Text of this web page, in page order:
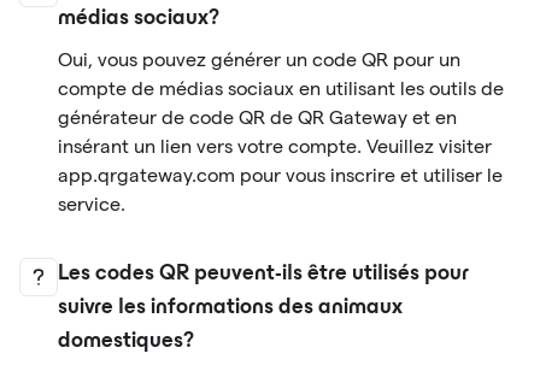
médias sociaux?
Oui, vous pouvez générer un code QR pour un
compte de médias sociaux en utilisant les outils de
générateur de code QR de QR Gateway et en
insérant un lien vers votre compte. Veuillez visiter
app.qrgateway.com pour vous inscrire et utiliser le
service.
Les codes QR peuvent-ils être utilisés pour
suivre les informations des animaux
domestiques?